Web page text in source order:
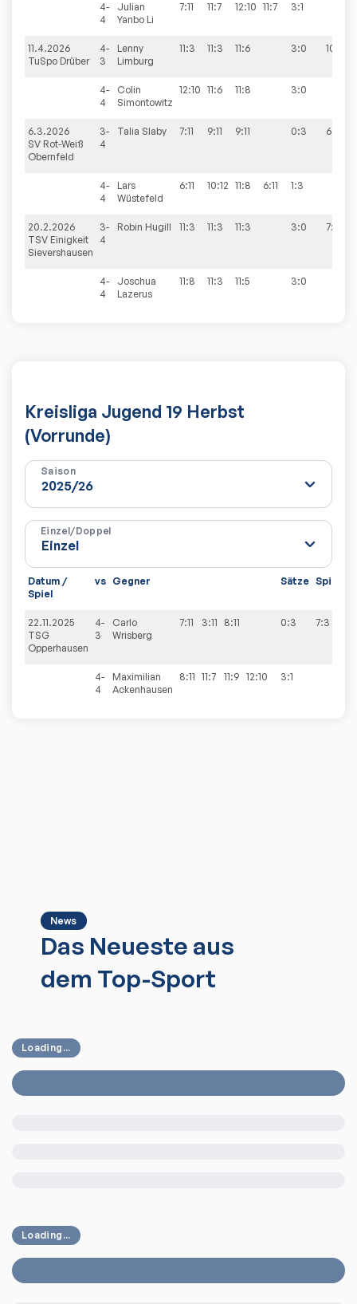
4-
4
Julian
Yanbo Li
7:11 11:7 12:10 11:7 3:1
11.4.2026
TuSpo Drüber
4-
3
Lenny
Limburg
11:3 11:3 11:6 3:0 10:0
4-
4
Colin
Simontowitz
12:10 11:6 11:8 3:0
6.3.2026
SV Rot-Weiß
Obernfeld
3-
4
Talia Slaby 7:11 9:11 9:11 0:3 6:4
4-
4
Lars
Wüstefeld
6:11 10:12 11:8 6:11 1:3
20.2.2026
TSV Einigkeit
Sievershausen
3-
4
Robin Hugill 11:3 11:3 11:3 3:0 7:3
4-
4
Joschua
Lazerus
11:8 11:3 11:5 3:0
Kreisliga Jugend 19 Herbst
(Vorrunde)
Saison
Einzel/Doppel
Datum /
Spiel
vs Gegner Sätze Spiele
22.11.2025
TSG
Opperhausen
4-
3
Carlo
Wrisberg
7:11 3:11 8:11 0:3 7:3
4-
4
Maximilian
Ackenhausen
8:11 11:7 11:9 12:10 3:1
News
Das Neueste aus
dem Top-Sport
Loading...
Loading...